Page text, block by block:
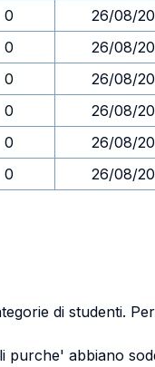
0
26/08/
0
26/08/
0
26/08/
0
26/08/
0
26/08/
0 26/08/
di studenti.
purche' abbiano